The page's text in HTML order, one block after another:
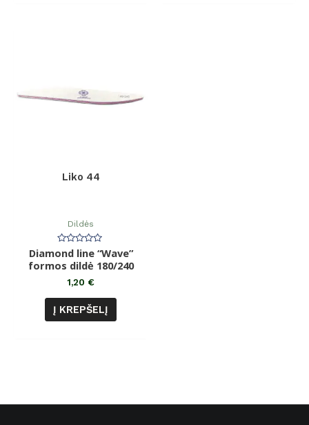
Liko 44
Dildės
Įvertinimas:
0
iš
Diamond line “Wave”
formos dildė 180/240
1,20 €
Į KREPŠELĮ